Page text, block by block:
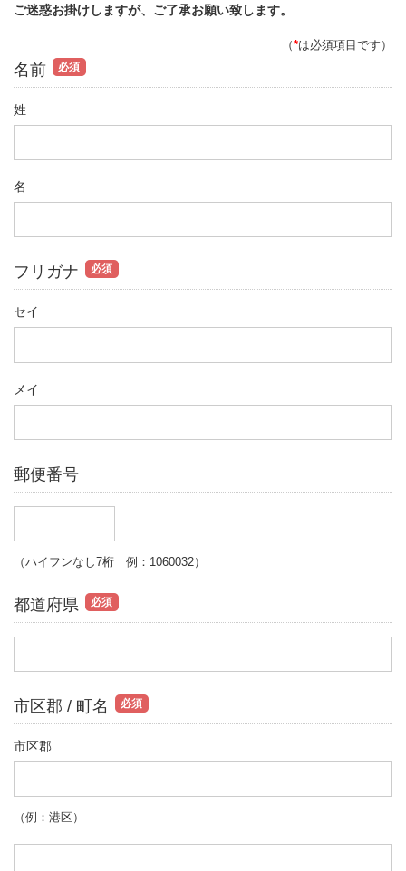
ご迷惑お掛けしますが、ご了承お願い致します。